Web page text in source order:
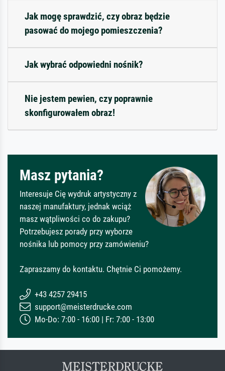
Jak mogę sprawdzić, czy obraz będzie
pasować do mojego pomieszczenia?
Jak wybrać odpowiedni nośnik?
Nie jestem pewien, czy poprawnie
skonfigurowałem obraz!
Masz pytania?
Interesuje Cię wydruk artystyczny z
naszej manufaktury, jednak wciąż
masz wątpliwości co do zakupu?
Potrzebujesz porady przy wyborze
nośnika lub pomocy przy zamówieniu?
Zapraszamy do kontaktu. Chętnie Ci pomożemy.
+43 4257 29415
support@meisterdrucke.com
Mo-Do: 7:00 - 16:00 | Fr: 7:00 - 13:00